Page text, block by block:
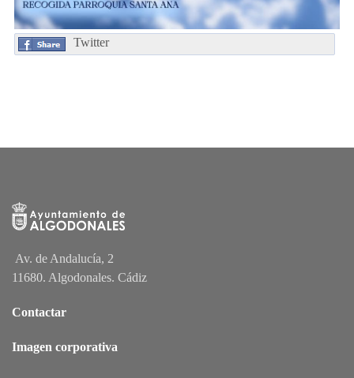
Twitter
Av. de Andalucía, 2
11680. Algodonales. Cádiz
Contactar
Imagen corporativa